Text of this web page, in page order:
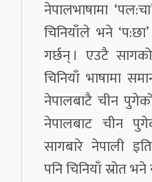
नेपालभाषामा
चिनियाँले भने
गर्छन् । एउटै
चिनियाँ भाषामा
नेपालबाटै चीन
नेपालबाट चीन
सागबारे नेपाली
पनि चिनियाँ स्रोत